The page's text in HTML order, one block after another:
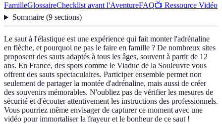
FamilleGlossaireChecklist avant l'AventureFAQ📺 Ressource Vidéo
Sommaire(9 sections)
Le saut à l'élastique est une expérience qui fait monter l'adrénaline
en flèche, et pourquoi ne pas le faire en famille ? De nombreux sites
proposent des sauts adaptés à tous les âges, souvent à partir de 12
ans. En France, des spots comme le Viaduc de la Souleuvre vous
offrent des sauts spectaculaires. Participer ensemble permet non
seulement de partager la montée d'adrénaline, mais aussi de créer
des souvenirs mémorables. N'oubliez pas de vérifier les mesures de
sécurité et d'écouter attentivement les instructions des professionnels.
Vous pourriez même envisager de capturer ce moment avec une
vidéo pour immortaliser la frayeur et le bonheur de ce saut !